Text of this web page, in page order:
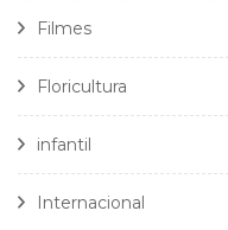
Filmes
Floricultura
infantil
Internacional